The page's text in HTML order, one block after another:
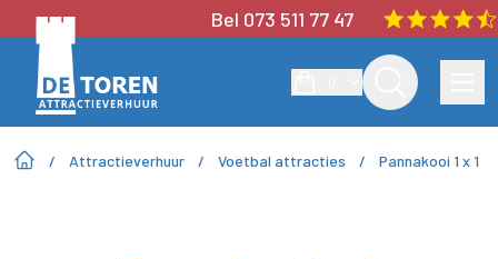
Bel 073 511 77 47
/ Attractieverhuur / Voetbal attracties / Pannakooi 1 x 1